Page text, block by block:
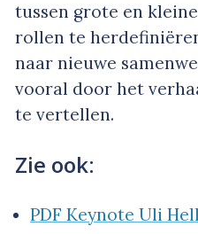
tussen grote en
rollen te
naar nieuwe
vooral door het
te vertellen.
Zie ook:
PDF Keynote Uli